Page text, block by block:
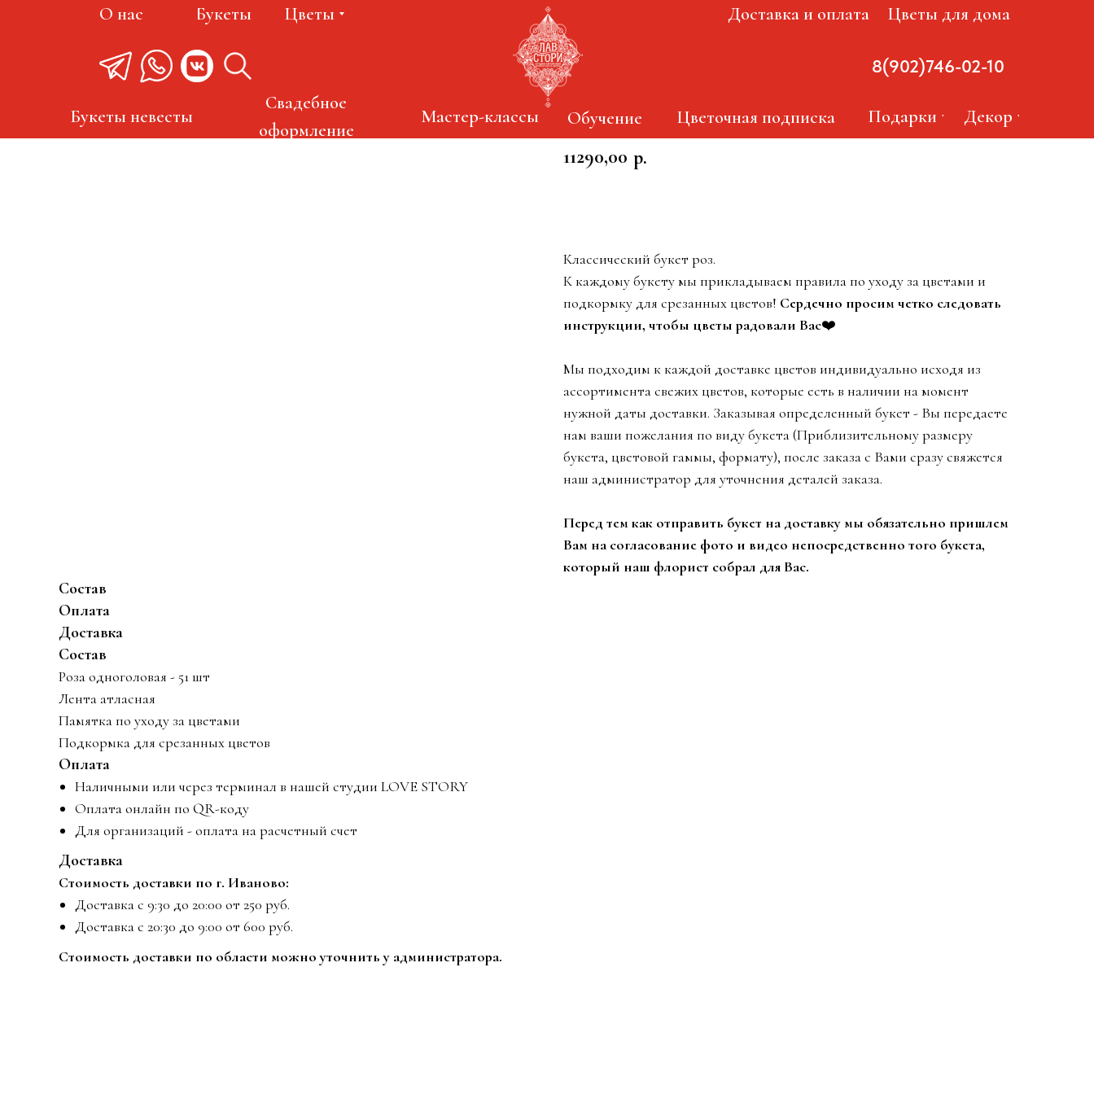
О нас Цветы для дома
Доставка и оплата
8(902)746-02-10
Букеты Цветы
Подарки Декор
Обучение Цветочная подписка
Букеты невесты Мастер-классы
Свадебное
оформление
Букет из 51 бело - розовой розы
11290,00 р.
Классический букет роз.
К каждому букету мы прикладываем правила по уходу за цветами и
подкормку для срезанных цветов! Сердечно просим четко следовать
инструкции, чтобы цветы радовали Вас❤️
Мы подходим к каждой доставке цветов индивидуально исходя из
ассортимента свежих цветов, которые есть в наличии на момент
нужной даты доставки. Заказывая определенный букет - Вы передаете
нам ваши пожелания по виду букета (Приблизительному размеру
букета, цветовой гаммы, формату), после заказа с Вами сразу свяжется
наш администратор для уточнения деталей заказа.
Перед тем как отправить букет на доставку мы обязательно пришлем
Вам на согласование фото и видео непосредственно того букета,
который наш флорист собрал для Вас.
Состав
Оплата
Доставка
Состав
Роза одноголовая - 51 шт
Лента атласная
Памятка по уходу за цветами
Подкормка для срезанных цветов
Оплата
Наличными или через терминал в нашей студии LOVE STORY
Оплата онлайн по QR-коду
Для организаций - оплата на расчетный счет
Доставка
Стоимость доставки по г. Иваново:
Доставка с 9:30 до 20:00 от 250 руб.
Доставка с 20:30 до 9:00 от 600 руб.
Стоимость доставки по области можно уточнить у администратора.